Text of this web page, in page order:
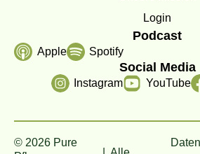
Login
Podcast
Apple Spotify
Social Media
Instagram YouTube
© 2026 Pure